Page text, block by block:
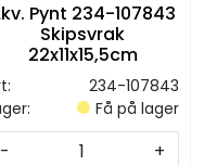
Pynt 234-107843
Skipsvrak
22x11x15,5cm
234-107843
Få på lager
-
+